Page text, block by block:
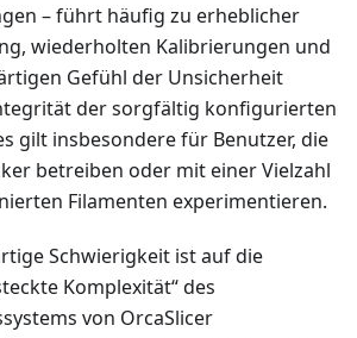
– führt häufig zu erheblicher
wiederholten Kalibrierungen und
Gefühl der Unsicherheit
der sorgfältig konfigurierten
gilt insbesondere für Benutzer, die
betreiben oder mit einer Vielzahl
Filamenten experimentieren.
Schwierigkeit ist auf die
Komplexität“ des
von OrcaSlicer